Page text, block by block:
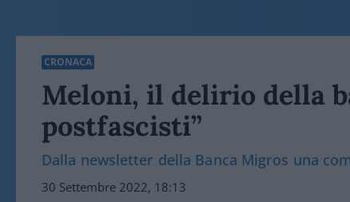
CRONACA
Meloni, il delirio della
postfascisti”
Dalla newsletter della Banca Migros una
30 Settembre 2022, 18:13